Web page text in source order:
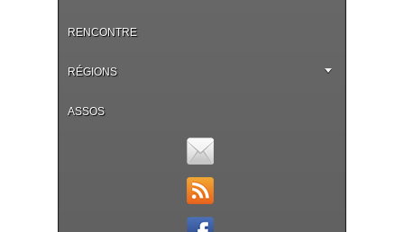
RENCONTRE
RÉGIONS
ASSOS